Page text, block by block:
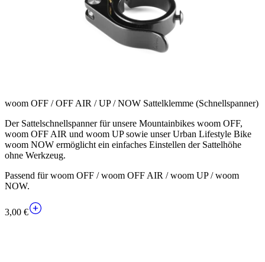
woom OFF / OFF AIR / UP / NOW Sattelklemme (Schnellspanner)
Der Sattelschnellspanner für unsere Mountainbikes woom OFF,
woom OFF AIR und woom UP sowie unser Urban Lifestyle Bike
woom NOW ermöglicht ein einfaches Einstellen der Sattelhöhe
ohne Werkzeug.
Passend für woom OFF / woom OFF AIR / woom UP / woom
NOW.
3,00 €